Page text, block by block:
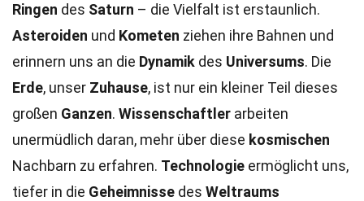
Ringen des Saturn – die Vielfalt ist erstaunlich.
Asteroiden und Kometen ziehen ihre Bahnen und
erinnern uns an die Dynamik des Universums. Die
Erde, unser Zuhause, ist nur ein kleiner Teil dieses
großen Ganzen. Wissenschaftler arbeiten
unermüdlich daran, mehr über diese kosmischen
Nachbarn zu erfahren. Technologie ermöglicht uns,
tiefer in die Geheimnisse des Weltraums